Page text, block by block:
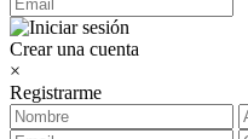
Crear una cuenta
×
Registrarme